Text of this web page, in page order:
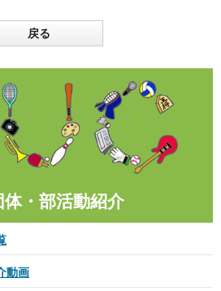
戻る
体・部活動紹介
動画